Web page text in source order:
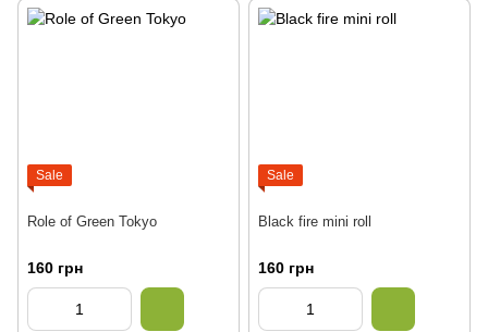
Sale
Role of Green Tokyo
160 грн
Sale
Black fire mini roll
160 грн